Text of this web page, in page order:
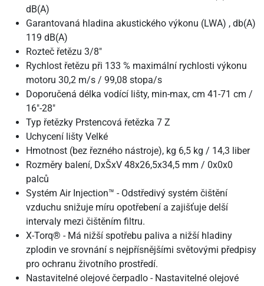
dB(A)
Garantovaná hladina akustického výkonu (LWA) , db(A)
119 dB(A)
Rozteč řetězu 3/8"
Rychlost řetězu při 133 % maximální rychlosti výkonu
motoru 30,2 m/s / 99,08 stopa/s
Doporučená délka vodící lišty, min-max, cm 41-71 cm /
16"-28"
Typ řetězky Prstencová řetězka 7 Z
Uchycení lišty Velké
Hmotnost (bez řezného nástroje), kg 6,5 kg / 14,3 liber
Rozměry balení, DxŠxV 48x26,5x34,5 mm / 0x0x0
palců
Systém Air Injection™ - Odstředivý systém čištění
vzduchu snižuje míru opotřebení a zajišťuje delší
intervaly mezi čištěním filtru.
X-Torq® - Má nižší spotřebu paliva a nižší hladiny
zplodin ve srovnání s nejpřísnějšími světovými předpisy
pro ochranu životního prostředí.
Nastavitelné olejové čerpadlo - Nastavitelné olejové